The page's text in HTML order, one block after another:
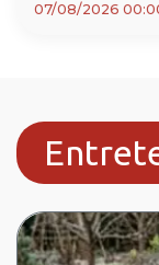
07/08/2026